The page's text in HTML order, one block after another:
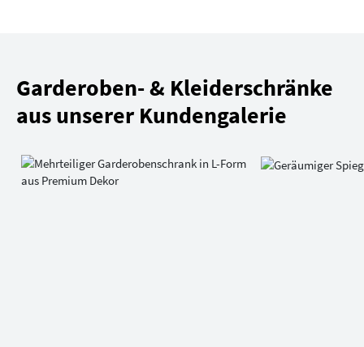
Garderoben- & Kleiderschränke
aus unserer Kundengalerie